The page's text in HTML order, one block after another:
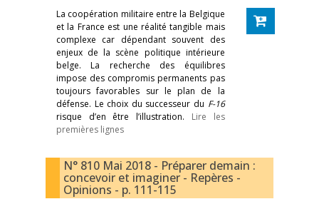
La coopération militaire entre la Belgique
et la France est une réalité tangible mais
complexe car dépendant souvent des
enjeux de la scène politique intérieure
belge. La recherche des équilibres
impose des compromis permanents pas
toujours favorables sur le plan de la
défense. Le choix du successeur du F-16
risque d’en être l’illustration. Lire les
premières lignes
N° 810 Mai 2018 - Préparer demain :
concevoir et imaginer - Repères -
Opinions - p. 111-115